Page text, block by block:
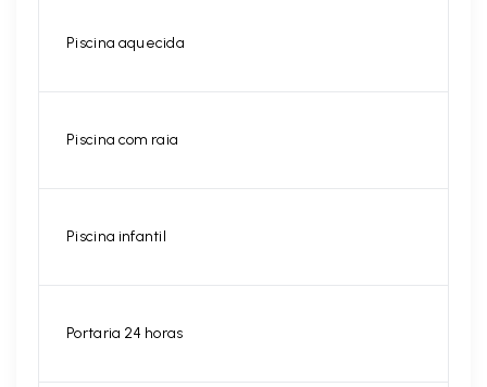
Piscina aquecida
Piscina com raia
Piscina infantil
Portaria 24 horas